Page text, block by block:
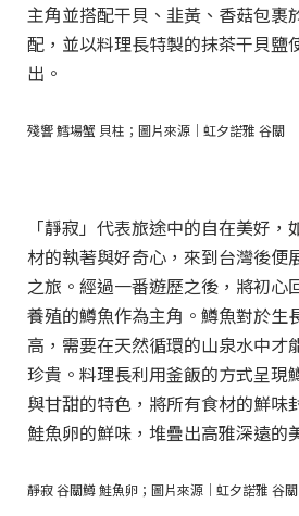
主角並搭配干貝、韭黃、香菇包裹
配，並以料理長特製的抹茶干貝鹽
出。
殘響 鱈場蟹 貝柱；圖片來源｜虹夕諾雅 谷關
「靜寂」代表旅途中的自在美好
材的執著與好奇心，來到台灣後便
之旅。經過一番遊歷之後，將初心
養殖的鱒魚作為主角。鱒魚對於生
高，需要在天然循環的山泉水中才
珍貴。料理長利用釜飯的方式呈現
與甘甜的特色，將所有食材的鮮味
鮭魚卵的鮮味，堆疊出高雅深遠的
靜寂 谷關鱒 鮭魚卵；圖片來源｜虹夕諾雅 谷關